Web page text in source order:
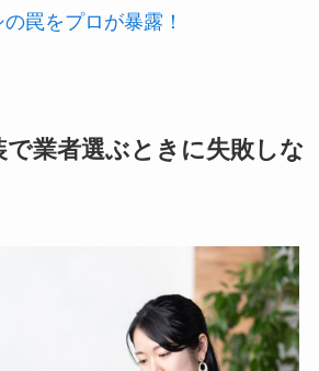
罠をプロが暴露！
で業者選ぶときに失敗しな